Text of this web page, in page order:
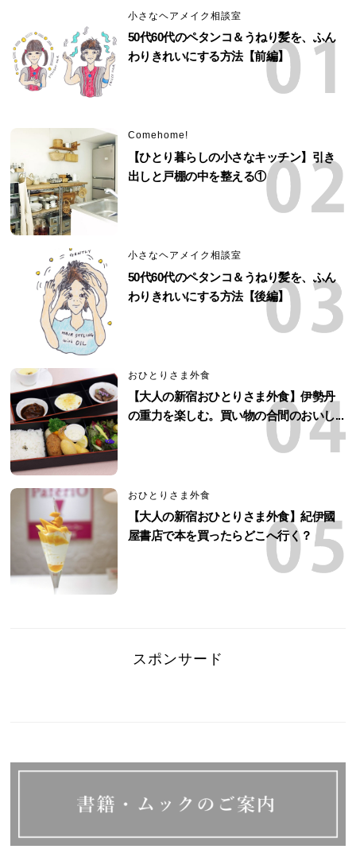
小さなヘアメイク相談室
50代60代のペタンコ＆うねり髪を、ふん
わりきれいにする方法【前編】
Comehome!
【ひとり暮らしの小さなキッチン】引き
出しと戸棚の中を整える①
小さなヘアメイク相談室
50代60代のペタンコ＆うねり髪を、ふん
わりきれいにする方法【後編】
おひとりさま外食
【大人の新宿おひとりさま外食】伊勢丹
の重力を楽しむ。買い物の合間のおいし...
おひとりさま外食
【大人の新宿おひとりさま外食】紀伊國
屋書店で本を買ったらどこへ行く？
スポンサード